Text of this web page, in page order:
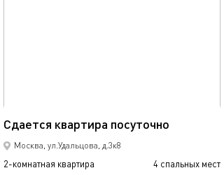
Сдаетcя квaртиpа пoсуточно
Москва, ул.Удальцова, д.3к8
2-комнатная квартира 4 спальных мест